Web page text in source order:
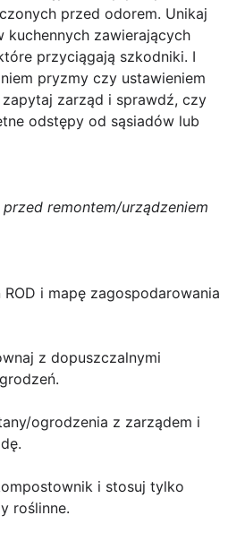
przed odorem. Unikaj
kuchennych zawierających
przyciągają szkodniki. I
pryzmy czy ustawieniem
zarząd i sprawdź, czy
odstępy od sąsiadów lub
remontem/urządzeniem
i mapę zagospodarowania
z dopuszczalnymi
ogrodzenia z zarządem i
i stosuj tylko
roślinne.